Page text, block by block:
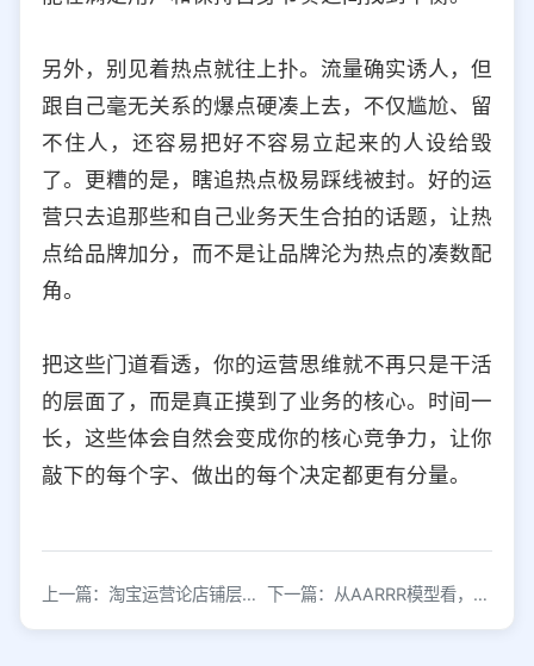
另外，别见着热点就往上扑。流量确实诱人，但
跟自己毫无关系的爆点硬凑上去，不仅尴尬、留
不住人，还容易把好不容易立起来的人设给毁
了。更糟的是，瞎追热点极易踩线被封。好的运
营只去追那些和自己业务天生合拍的话题，让热
点给品牌加分，而不是让品牌沦为热点的凑数配
角。
把这些门道看透，你的运营思维就不再只是干活
的层面了，而是真正摸到了业务的核心。时间一
长，这些体会自然会变成你的核心竞争力，让你
敲下的每个字、做出的每个决定都更有分量。
上一篇：淘宝运营论店铺层级的重要性，还在第一层级的你没有流量太正常了！ 下一篇：从AARRR模型看，学龄前教育产品如何做增长